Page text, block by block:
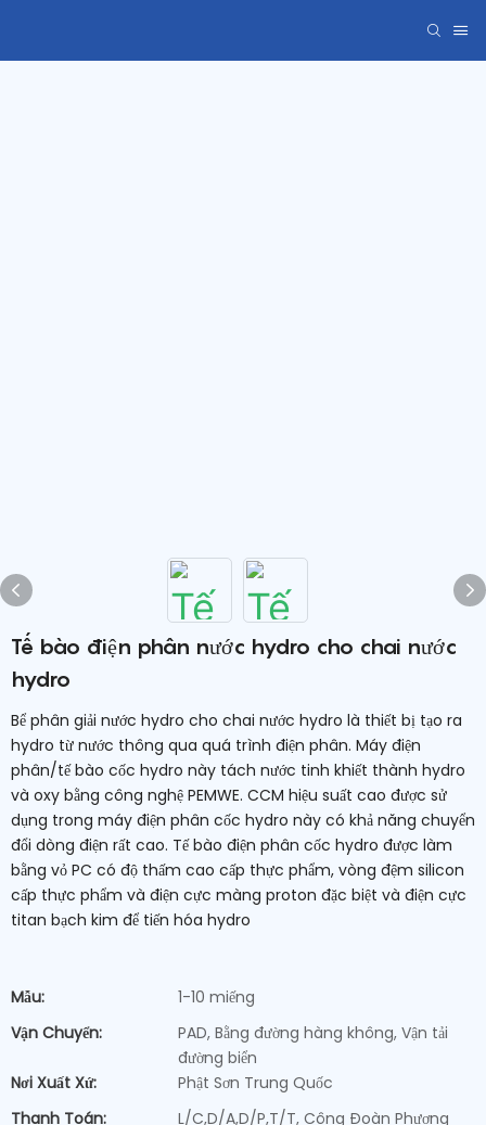
Tế bào điện phân nước hydro cho chai nước
hydro
Bể phân giải nước hydro cho chai nước hydro là thiết bị tạo ra
hydro từ nước thông qua quá trình điện phân. Máy điện
phân/tế bào cốc hydro này tách nước tinh khiết thành hydro
và oxy bằng công nghệ PEMWE. CCM hiệu suất cao được sử
dụng trong máy điện phân cốc hydro này có khả năng chuyển
đổi dòng điện rất cao. Tế bào điện phân cốc hydro được làm
bằng vỏ PC có độ thấm cao cấp thực phẩm, vòng đệm silicon
cấp thực phẩm và điện cực màng proton đặc biệt và điện cực
titan bạch kim để tiến hóa hydro
Mẫu:
1-10 miếng
Vận Chuyển:
PAD, Bằng đường hàng không, Vận tải
đường biển
Nơi Xuất Xứ:
Phật Sơn Trung Quốc
Thanh Toán:
L/C,D/A,D/P,T/T, Công Đoàn Phương